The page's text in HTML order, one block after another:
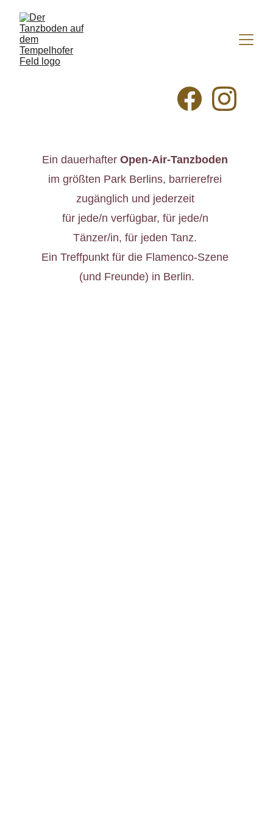
Ein dauerhafter Open-Air-Tanzboden
im größten Park Berlins, barrierefrei
zugänglich und jederzeit
für jede/n verfügbar, für jede/n
Tänzer/in, für jeden Tanz.
Ein Treffpunkt für die Flamenco-Szene
(und Freunde) in Berlin.